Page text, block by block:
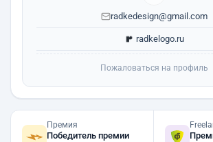
radkedesign@gmail.com
radkelogo.ru
Пожаловаться на профиль
Премия
Победитель премии